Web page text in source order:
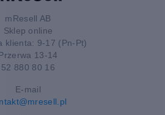
mResell AB
Sklep online
klienta: 9-17 (Pn-Pt)
13-14
52 880 80 16
E-mail